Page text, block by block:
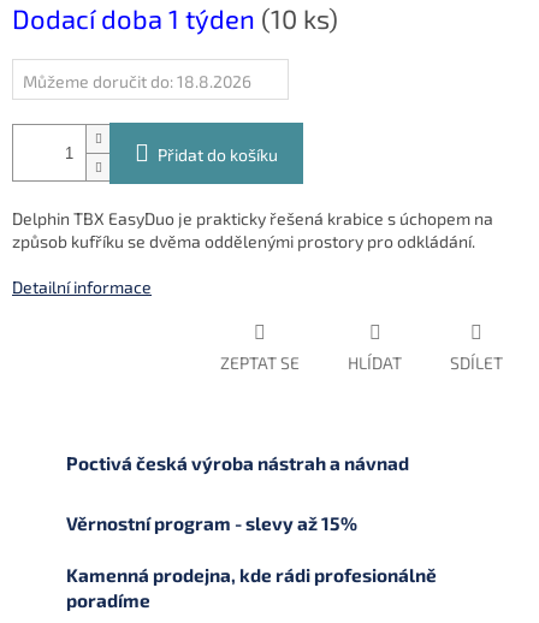
cena:
Dodací doba 1 týden (10 ks)
Můžeme doručit do: 18.8.2026
Přidat do košíku
Delphin TBX EasyDuo je prakticky řešená krabice s úchopem na
způsob kufříku se dvěma oddělenými prostory pro odkládání.
Detailní informace
ZEPTAT SE HLÍDAT SDÍLET
Poctivá česká výroba nástrah a návnad
Věrnostní program - slevy až 15%
Kamenná prodejna, kde rádi profesionálně
poradíme